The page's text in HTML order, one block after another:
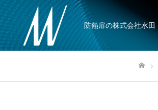
防熱扉の株式会社水田